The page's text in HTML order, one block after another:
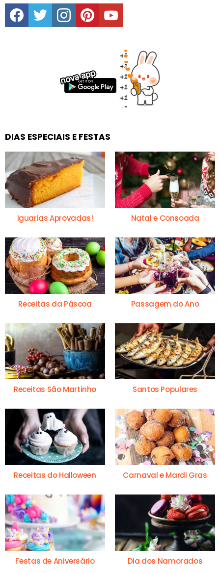
facebooktwitter instagrampinterestyoutube
DIAS ESPECIAIS E FESTAS
Iguarias Aprovadas! Natal e Consoada
Receitas da Páscoa Passagem do Ano
Receitas São Martinho Santos Populares
Receitas do Halloween Carnaval e Mardi Gras
Festas de Aniversário Dia dos Namorados